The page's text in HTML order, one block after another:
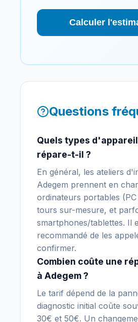
Calculer
Questions
Quels types
répare-t-il ?
En général, les ateliers
Adegem prennent en
ordinateurs portables
tours sur-mesure, et
smartphones/tablettes. Il
recommandé de les
confirmer.
Combien coûte une
à Adegem ?
Le tarif dépend de la
diagnostic initial coûte
30€ et 50€. Un